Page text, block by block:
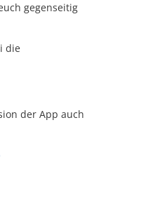
gegenseitig
die
der App auch